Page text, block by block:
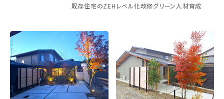
既存住宅のZEHレベル化改修グリーン人材育成